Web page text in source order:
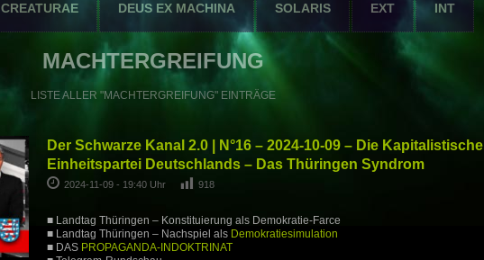
CREATURAE DEUS EX MACHINA SOLARIS EXT INT
MACHTERGREIFUNG
LISTE ALLER "MACHTERGREIFUNG" EINTRÄGE
Der Schwarze Kanal 2.0 | N°16 – 2024-10-09 – Die Kapitalistische
Einheitspartei Deutschlands – Das Thüringen Syndrom
2024-11-09 - 19:40 Uhr 918
■ Landtag Thüringen – Konstituierung als Demokratie-Farce
■ Landtag Thüringen – Nachspiel als Demokratiesimulation
■ DAS PROPAGANDA-INDOKTRINAT